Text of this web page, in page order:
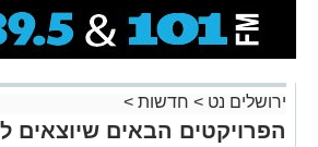
ירושלים נט > חדשות >
הפרויקטים הבאים שיוצאים